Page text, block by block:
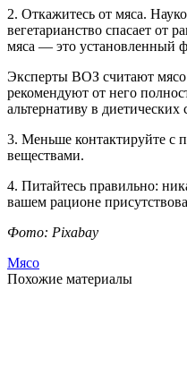
2. Откажитесь от мяса.
вегетарианство спасает от
мяса — это установленный
Эксперты ВОЗ считают
рекомендуют от него
альтернативу в диетических
3. Меньше контактируйте с
веществами.
4. Питайтесь правильно:
вашем рационе
Фото: Pixabay
Мясо
Похожие материалы